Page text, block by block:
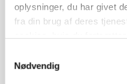
oplysninger, du har givet
fra din brug af deres
Nødvendig